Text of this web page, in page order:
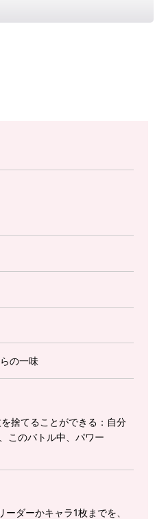
の一味
捨てることができる：自分
このバトル中、パワー
ダーかキャラ1枚までを、